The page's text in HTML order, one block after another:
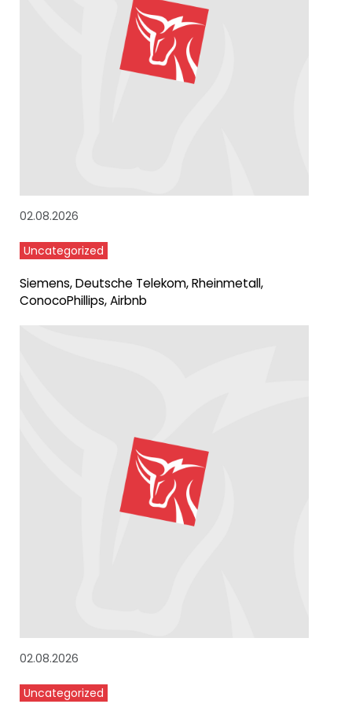
02.08.2026
Uncategorized
Siemens, Deutsche Telekom, Rheinmetall,
ConocoPhillips, Airbnb
02.08.2026
Uncategorized